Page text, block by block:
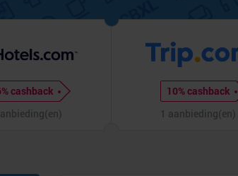
cashback
10% cashback
1 aanbieding(en)